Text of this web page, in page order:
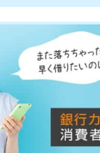
未成年でもお金
学生がお金を借
る？
学生がお金を借
へのバレにく
を解説